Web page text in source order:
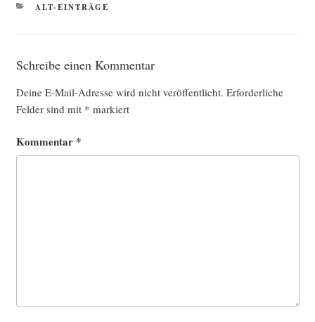
KATEGORIEN
ALT-EINTRÄGE
Schreibe einen Kommentar
Deine E-Mail-Adresse wird nicht veröffentlicht. Erforderliche
Felder sind mit * markiert
Kommentar *